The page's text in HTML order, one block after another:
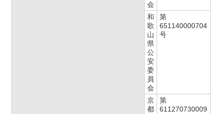
会
和
歌
山
県
公
安
委
員
会
第
651140000704
号
京
都
第
611270730009